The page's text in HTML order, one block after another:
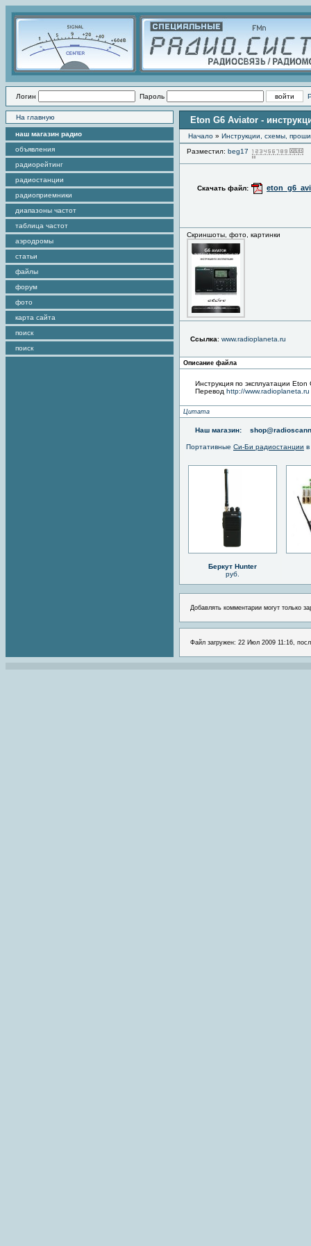
Логин Пароль
На главную
наш магазин радио
объявления
радиорейтинг
радиостанции
радиоприемники
диапазоны частот
таблица частот
аэродромы
статьи
файлы
форум
фото
карта сайта
поиск
поиск
Eton G6 Aviator -
Начало » Инструкции, схемы,
Разместил: beg17
Скачать файл:
Скриншоты, фото, картинки
Ссылка: www.radioplaneta.ru
Описание файла
Инструкция по эксплуатации
Перевод http://www.radioplaneta.ru
Цитата
Наш магазин:
Портативные Си-Би радиостанции
Беркут Hunter
руб.
Добавлять комментарии могут только
Файл загружен: 22 Июл 2009 11:16,